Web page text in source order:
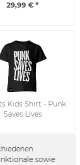
29,99 € *
Kids Shirt - Punk
Saves Lives
sowie